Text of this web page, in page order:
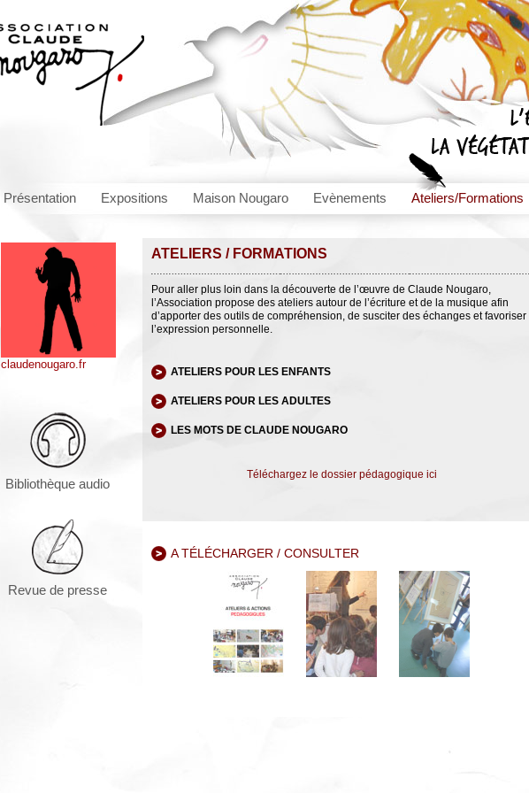
Présentation Expositions Maison Nougaro Evènements Ateliers/Formations
claudenougaro.fr
Bibliothèque audio
Revue de presse
ATELIERS / FORMATIONS
Pour aller plus loin dans la découverte de l’œuvre de Claude Nougaro,
l’Association propose des ateliers autour de l’écriture et de la musique afin
d’apporter des outils de compréhension, de susciter des échanges et favoriser
l’expression personnelle.
ATELIERS POUR LES ENFANTS
ATELIERS POUR LES ADULTES
LES MOTS DE CLAUDE NOUGARO
Téléchargez le dossier pédagogique ici
A TÉLÉCHARGER / CONSULTER